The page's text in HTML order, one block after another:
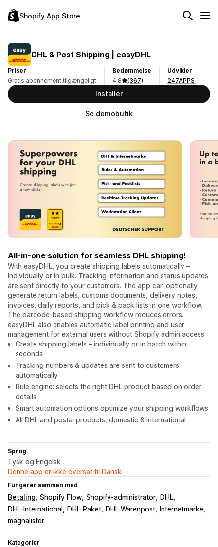
Shopify App Store
DHL & Post Shipping | easyDHL
Priser
Gratis abonnement tilgængeligt
Bedømmelse
4,8
(367)
Udvikler
247APPS
Installér
Se demobutik
All-in-one solution for seamless DHL shipping!
With easyDHL, you create shipping labels automatically –
individually or in bulk. Tracking information and status updates
are sent directly to your customers. The app can optionally
generate return labels, customs documents, delivery notes,
invoices, daily reports, and pick & pack lists in one workflow.
The barcode-based shipping workflow reduces errors.
easyDHL also enables automatic label printing and user
management for external users without Shopify admin access.
Create shipping labels – individually or in batch within
seconds
Tracking numbers & updates are sent to customers
automatically
Rule engine: selects the right DHL product based on order
details
Smart automation options optimize your shipping workflows
All DHL and postal products, domestic & international
Sprog
Tysk og Engelsk
Denne app er ikke oversat til Dansk
Fungerer sammen med
Betaling Shopify Flow Shopify-administrator
DHL
DHL-International
DHL-Paket DHL-Warenpost
Internetmarke
magnalister
Kategorier